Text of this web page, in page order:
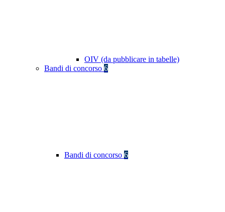
OIV (da pubblicare in tabelle)
Bandi di concorso 6
Bandi di concorso 6